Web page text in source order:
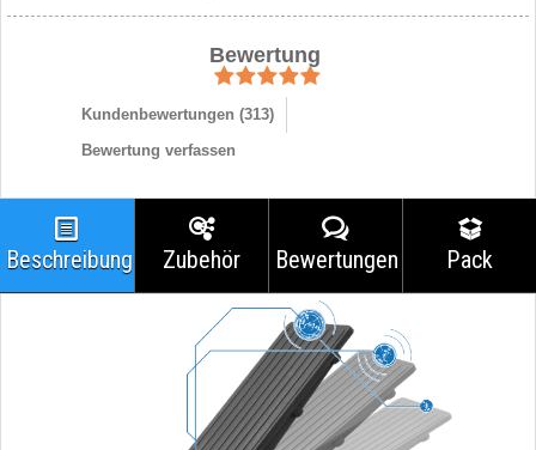
Bewertung
Kundenbewertungen (313)
Bewertung verfassen
Beschreibung Zubehör Bewertungen Pack